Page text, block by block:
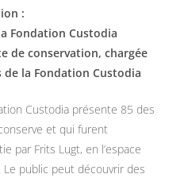
:
Fondation Custodia
de conservation, chargée
la Fondation Custodia
Custodia présente 85 des
et qui furent
par Frits Lugt, en l’espace
Le public peut découvrir des